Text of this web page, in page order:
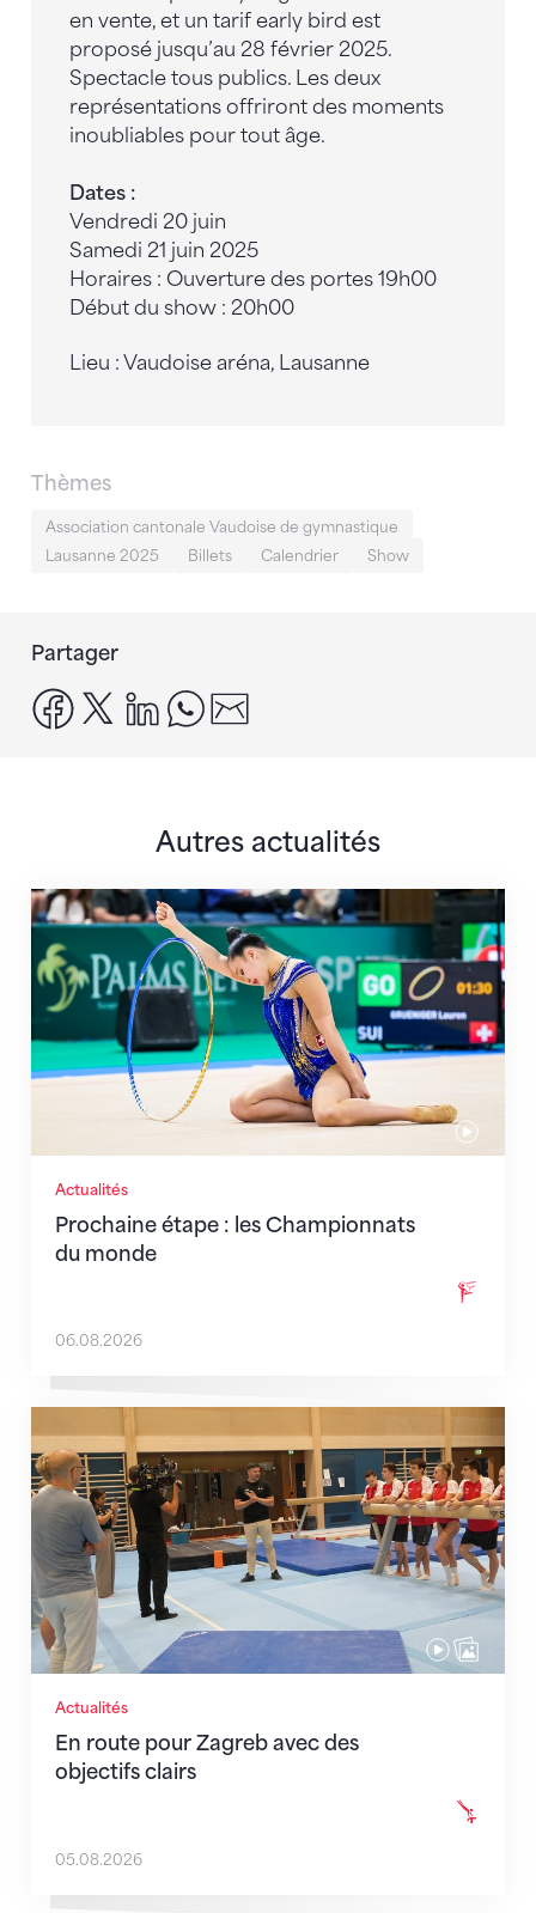
en vente, et un tarif early bird est
proposé jusqu’au 28 février 2025.
Spectacle tous publics. Les deux
représentations offriront des moments
inoubliables pour tout âge.
Dates :
Vendredi 20 juin
Samedi 21 juin 2025
Horaires : Ouverture des portes 19h00
Début du show : 20h00
Lieu : Vaudoise aréna, Lausanne
Thèmes
Association cantonale Vaudoise de gymnastique
Lausanne 2025
Billets Calendrier Show
Partager
facebook
x linkedinwhatsapp
Autres actualités
Actualités
Prochaine étape : les Championnats
du monde
Prochaine étape : les Championnats du monde
06.08.2026
Actualités
En route pour Zagreb avec des
objectifs clairs
En route pour Zagreb avec des objectifs clairs
05.08.2026